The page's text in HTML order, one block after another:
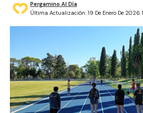
Última Actualización: 19 De Enero De 2026
Pergamino Al Día